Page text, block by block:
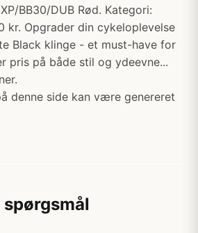
BB30/DUB Rød. Kategori:
kr. Opgrader din cykeloplevelse
Black klinge - et must-have for
pris på både stil og ydeevne...
denne side kan være genereret